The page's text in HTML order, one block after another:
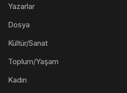
Yazarlar
Dosya
Kültür/Sanat
Toplum/Yaşam
Kadın